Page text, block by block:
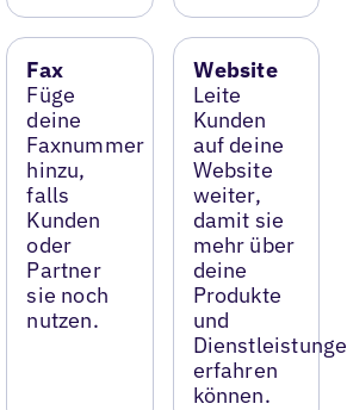
Fax
Füge
deine
Faxnummer
hinzu,
falls
Kunden
oder
Partner
sie noch
nutzen.
Website
Leite
Kunden
auf deine
Website
weiter,
damit sie
mehr über
deine
Produkte
und
erfahren
können.